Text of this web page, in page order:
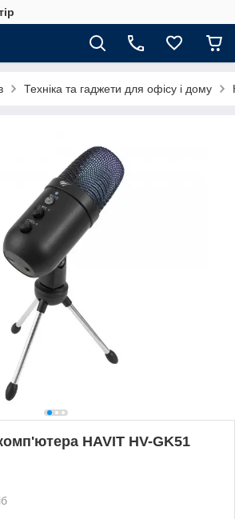
Техніка та гаджети для офісу і дому
HAVIT HV-GK51